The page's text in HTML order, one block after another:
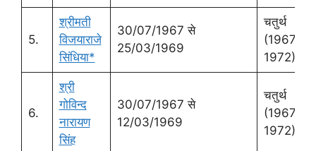
5.
श्रीमती
विजयाराजे
सिंधिया*
30/07/1967 से
25/03/1969
चतुर्थ
(1967-
1972)
6.
श्री
गोविन्‍द
नारायण
सिंह
30/07/1967 से
12/03/1969
चतुर्थ
(1967-
1972)